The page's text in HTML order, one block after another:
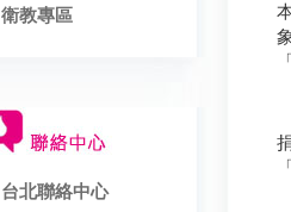
衛教專區
台北聯絡中心